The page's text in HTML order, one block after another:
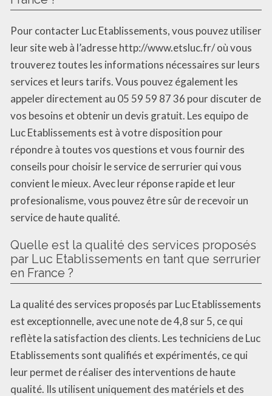
Pour contacter Luc Etablissements, vous pouvez utiliser
leur site web à l’adresse http://www.etsluc.fr/ où vous
trouverez toutes les informations nécessaires sur leurs
services et leurs tarifs. Vous pouvez également les
appeler directement au 05 59 59 87 36 pour discuter de
vos besoins et obtenir un devis gratuit. Les equipo de
Luc Etablissements est à votre disposition pour
répondre à toutes vos questions et vous fournir des
conseils pour choisir le service de serrurier qui vous
convient le mieux. Avec leur réponse rapide et leur
profesionalisme, vous pouvez être sûr de recevoir un
service de haute qualité.
Quelle est la qualité des services proposés
par Luc Etablissements en tant que serrurier
en France ?
La qualité des services proposés par Luc Etablissements
est exceptionnelle, avec une note de 4,8 sur 5, ce qui
reflète la satisfaction des clients. Les techniciens de Luc
Etablissements sont qualifiés et expérimentés, ce qui
leur permet de réaliser des interventions de haute
qualité. Ils utilisent uniquement des matériels et des